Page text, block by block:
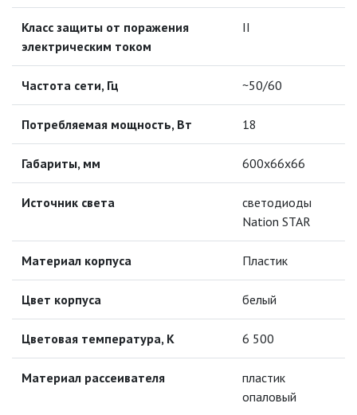
НОВОГОДНЕЕ ОСВЕЩЕНИЕ
ОТВЕРТКИ
ПАЯЛЬНОЕ ОБОРУДОВАНИЕ
ПОДВЕСНЫЕ ЛОФТ
СВЕТИЛЬНИКИ
ПОРТАТИВНЫЕ СОЛНЕЧНЫЕ
ЭЛЕКТРОСТАНЦИИ
ПРОТИВОМОСКИТНЫЕ ЛАМПЫ
РАЗЪЁМЫ, ПЕРЕХОДНИКИ, ТВ
ДЕЛИТЕЛИ
СЕТЕВЫЕ ФИЛЬТРЫ, СИЛОВЫЕ
ТРОЙНИКИ И КОЛОДКИ, ВИЛКИ
СИСТЕМЫ ПОЛИВА
Класс защиты от поражения
электрическим током
II
Частота сети, Гц ~50/60
Потребляемая мощность, Вт 18
Габариты, мм 600х66х66
Источник света
светодиоды
Nation STAR
Материал корпуса Пластик
Цвет корпуса белый
Цветовая температура, К 6 500
Материал рассеивателя
пластик
опаловый